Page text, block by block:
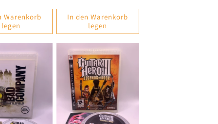
Warenkorb
legen
In den Warenkorb
legen